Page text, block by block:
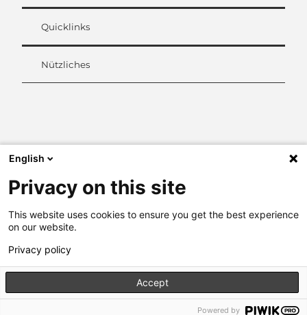
Quicklinks
Nützliches
d
I
English
Privacy on this site
This website uses cookies to ensure you get the best experience
on our website.
Privacy policy
Accept
Powered by